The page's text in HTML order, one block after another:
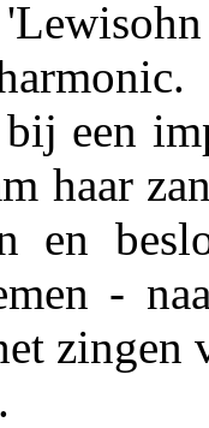
een
haar
en
-
zingen